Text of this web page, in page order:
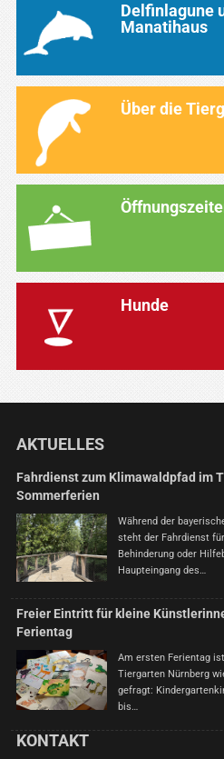
Delfinlagune
Manatihaus
Über die
Hunde
AKTUELLES
Fahrdienst zum Klimawaldpfad im
Sommerferien
Während der
steht der Fahrdienst
Behinderung oder
Haupteingang des…
Freier Eintritt für kleine
Ferientag
Am ersten Ferientag
Tiergarten Nürnberg
gefragt:
bis…
KONTAKT